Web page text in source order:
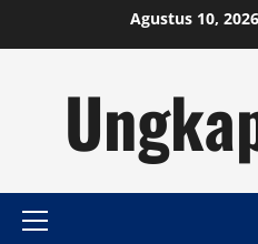
Agustus 10, 2026
Primary